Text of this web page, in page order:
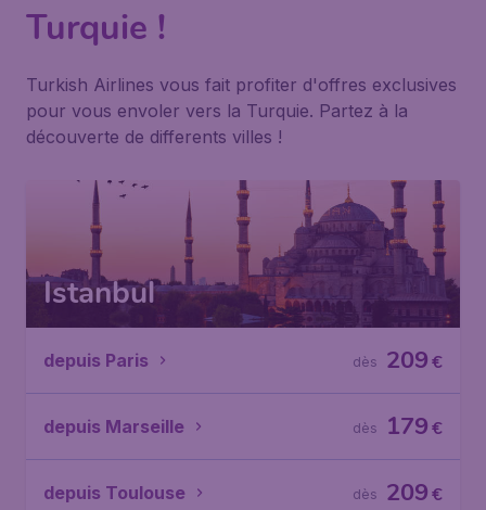
Turquie !
Turkish Airlines vous fait profiter d'offres exclusives
pour vous envoler vers la Turquie. Partez à la
découverte de differents villes !
Istanbul
depuis Paris €
209
dès
depuis Marseille €
179
dès
depuis Toulouse €
209
dès